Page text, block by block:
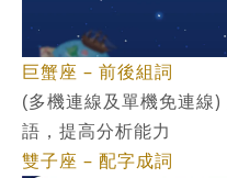
巨蟹座 – 前後組詞
(多機連線及單機免連線)
語，提高分析能力
雙子座 – 配字成詞